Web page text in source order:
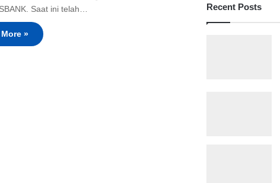
Saat ini telah…
»
Recent Posts